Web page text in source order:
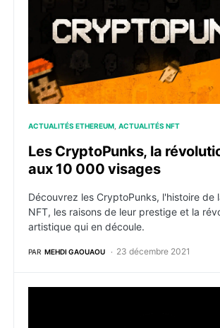
ACTUALITÉS ETHEREUM ACTUALITÉS NFT
Les CryptoPunks, la
aux 10 000 visages
Découvrez les CryptoPunks, l'histoire de
NFT, les raisons de leur prestige et la
artistique qui en découle.
PAR MEHDI GAOUAOU 23 décembre 2021